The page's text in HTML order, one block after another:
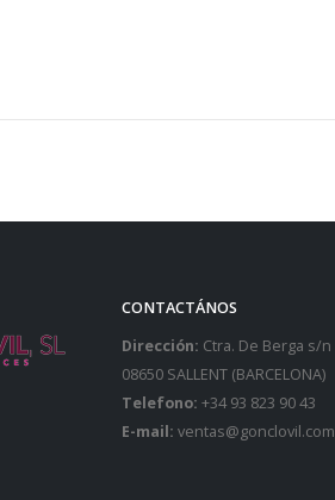
CONTACTÁNOS
Dirección: Ctra. De Berga s/n
08650 SALLENT (BARCELONA)
Telefono: +34 93 823 90 43
E-mail: ventas@gonclovil.com